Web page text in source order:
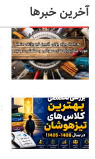
آخرین خبرها